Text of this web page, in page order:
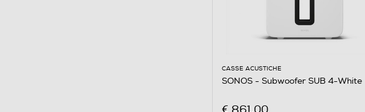
CASSE ACUSTICHE
SONOS - Subwoofer SUB 4-White